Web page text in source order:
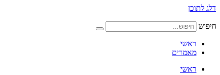
דלג לתוכן
חיפוש
ראשי
מאמרים
ראשי